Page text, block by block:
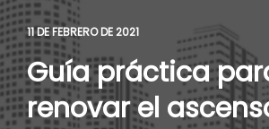
11 DE FEBRERO DE 2021
Guía práctica
renovar el